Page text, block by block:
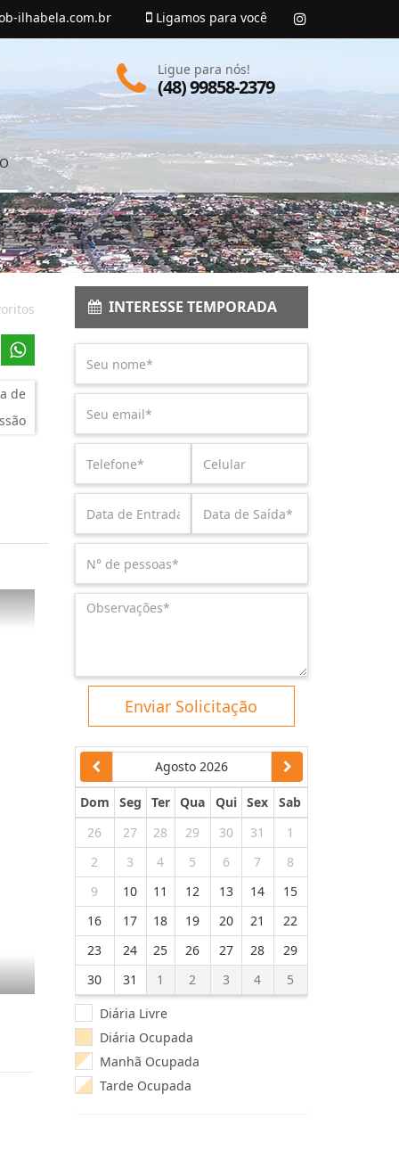
Ligamos para você
ilhabela.com.br
Ligue para nós!
(48) 99858-2379
de
INTERESSE TEMPORADA
Enviar Solicitação
Agosto 2026
Dom Seg Ter Qua Qui Sex
Sab
26
27 28 29 30 31
1
2
3 4 5 6 7
8
9
10 11 12 13 14
15
16
17 18 19 20 21
22
23
24 25 26 27 28
29
30
31 1 2 3 4
5
Diária Livre
Diária Ocupada
Manhã Ocupada
Tarde Ocupada